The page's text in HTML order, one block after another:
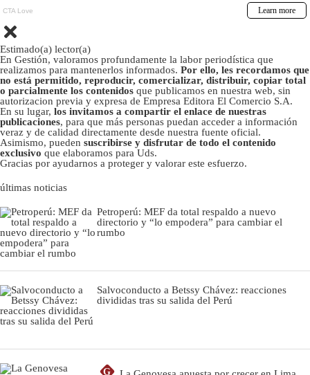
Estimado(a) lector(a)
En Gestión, valoramos profundamente la labor periodística que
realizamos para mantenerlos informados. Por ello, les recordamos que
no está permitido, reproducir, comercializar, distribuir, copiar total
o parcialmente los contenidos que publicamos en nuestra web, sin
autorizacion previa y expresa de Empresa Editora El Comercio S.A.
En su lugar, los invitamos a compartir el enlace de nuestras
publicaciones, para que más personas puedan acceder a información
veraz y de calidad directamente desde nuestra fuente oficial.
Asimismo, pueden suscribirse y disfrutar de todo el contenido
exclusivo que elaboramos para Uds.
Gracias por ayudarnos a proteger y valorar este esfuerzo.
últimas noticias
Petroperú: MEF da total respaldo a nuevo
directorio y “lo empodera” para cambiar el
rumbo
Salvoconducto a Betssy Chávez: reacciones
divididas tras su salida del Perú
G